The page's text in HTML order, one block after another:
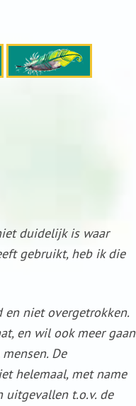
duidelijk is waar
gebruikt, heb ik die
en niet overgetrokken.
en wil ook meer gaan
De
helemaal, met name
t.o.v. de